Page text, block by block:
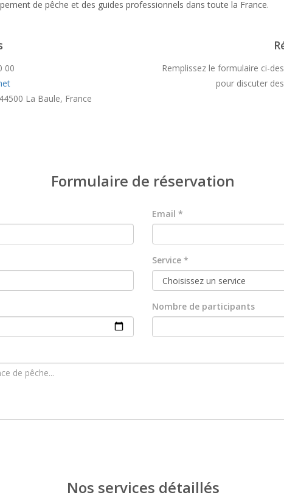
de pêche et des guides professionnels dans toute la France.
00
La Baule, France
Remplissez le formulaire ci-
pour discuter
Formulaire de réservation
Email *
Service *
Nombre de participants
Nos services détaillés